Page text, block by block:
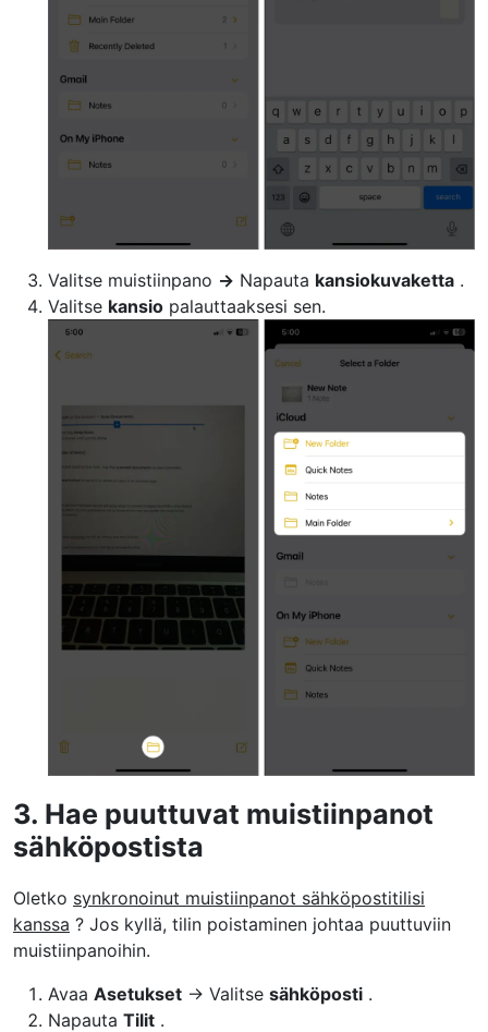
Valitse muistiinpano → Napauta kansiokuvaketta .
Valitse kansio palauttaaksesi sen.
3. Hae puuttuvat muistiinpanot
sähköpostista
Oletko synkronoinut muistiinpanot sähköpostitilisi
kanssa ? Jos kyllä, tilin poistaminen johtaa puuttuviin
muistiinpanoihin.
Avaa Asetukset → Valitse sähköposti .
Napauta Tilit .